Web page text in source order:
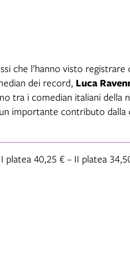
che l’hanno visto
dei record, Luca
tra i comedian italiani della
importante contributo dalla
platea 40,25 € – II platea